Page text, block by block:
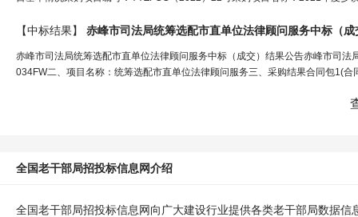
【中标结果】 赤峰市司法局统筹选配市直单位法律顾问服务中标（
赤峰市司法局统筹选配市直单位法律顾问服务中标（成交）结果公告赤峰市司
034FW二、项目名称：统筹选配市直单位法律顾问服务三、采购结果合同包1(
全国老干部局招投标信息网介绍
全国老干部局招投标信息网向广大建设行业提供各类老干部局数据